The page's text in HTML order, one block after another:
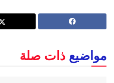
مواضيع ذات صلة